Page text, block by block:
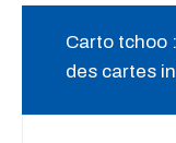
Carto tchoo
des cartes